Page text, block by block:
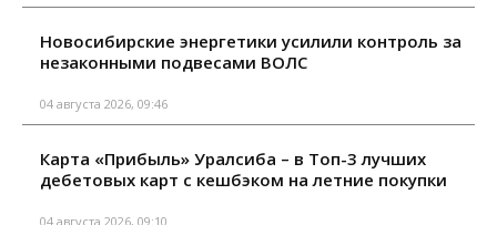
Новосибирские энергетики усилили контроль за
незаконными подвесами ВОЛС
04 августа 2026, 09:46
Карта «Прибыль» Уралсиба – в Топ-3 лучших
дебетовых карт с кешбэком на летние покупки
04 августа 2026, 09:10